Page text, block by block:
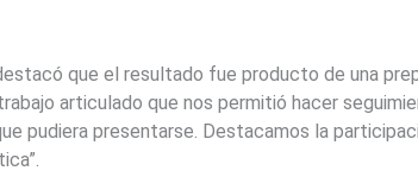
que el resultado fue producto de una
articulado que nos permitió hacer
pudiera presentarse. Destacamos la